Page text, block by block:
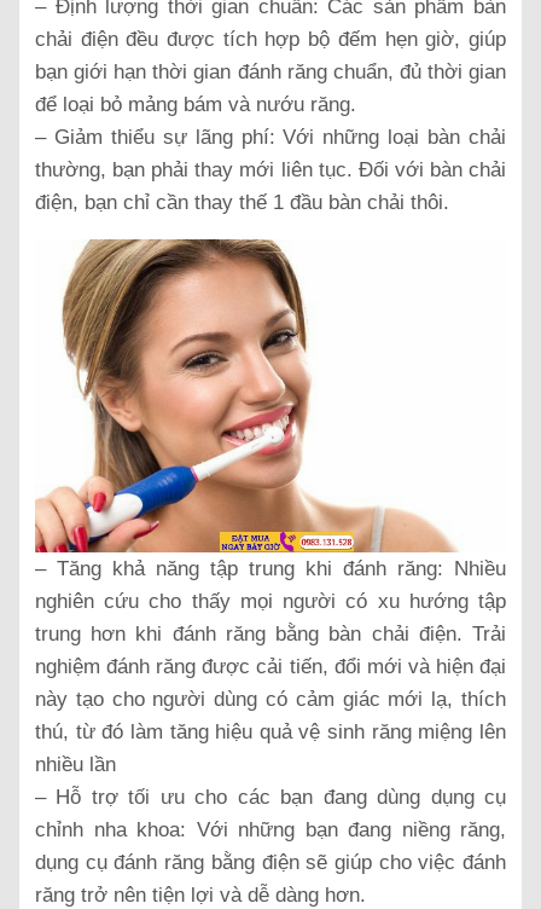
– Định lượng thời gian chuẩn: Các sản phẩm bàn
chải điện đều được tích hợp bộ đếm hẹn giờ, giúp
bạn giới hạn thời gian đánh răng chuẩn, đủ thời gian
để loại bỏ mảng bám và nướu răng.
– Giảm thiểu sự lãng phí: Với những loại bàn chải
thường, bạn phải thay mới liên tục. Đối với bàn chải
điện, bạn chỉ cần thay thế 1 đầu bàn chải thôi.
– Tăng khả năng tập trung khi đánh răng: Nhiều
nghiên cứu cho thấy mọi người có xu hướng tập
trung hơn khi đánh răng bằng bàn chải điện. Trải
nghiệm đánh răng được cải tiến, đổi mới và hiện đại
này tạo cho người dùng có cảm giác mới lạ, thích
thú, từ đó làm tăng hiệu quả vệ sinh răng miệng lên
nhiều lần
– Hỗ trợ tối ưu cho các bạn đang dùng dụng cụ
chỉnh nha khoa: Với những bạn đang niềng răng,
dụng cụ đánh răng bằng điện sẽ giúp cho việc đánh
răng trở nên tiện lợi và dễ dàng hơn.